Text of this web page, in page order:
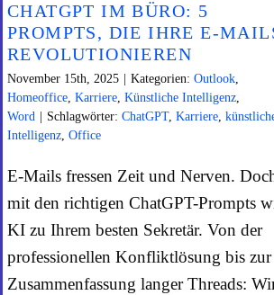
CHATGPT IM BÜRO: 5
PROMPTS, DIE IHRE E-
REVOLUTIONIEREN
November 15th, 2025 Kategorien: Outlook,
Homeoffice, Karriere, Künstliche Intelligenz,
Word
Schlagwörter: ChatGPT, Karriere,
Intelligenz, Office
E-Mails fressen Zeit und Nerven.
mit den richtigen ChatGPT-Prompts
KI zu Ihrem besten Sekretär. Von der
professionellen Konfliktlösung bis zur
Zusammenfassung langer Threads: